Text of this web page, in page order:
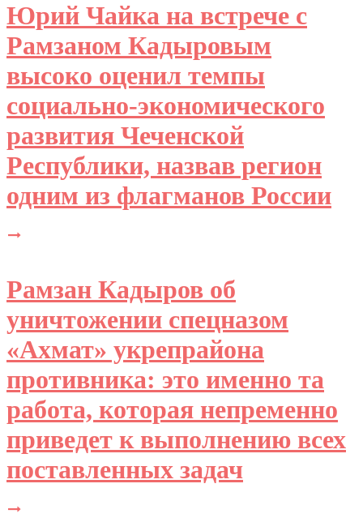
Юрий Чайка на встрече с
Рамзаном Кадыровым
высоко оценил темпы
социально-экономического
развития Чеченской
Республики, назвав регион
одним из флагманов России
Рамзан Кадыров об
уничтожении спецназом
«Ахмат» укрепрайона
противника: это именно та
работа, которая непременно
приведет к выполнению всех
поставленных задач